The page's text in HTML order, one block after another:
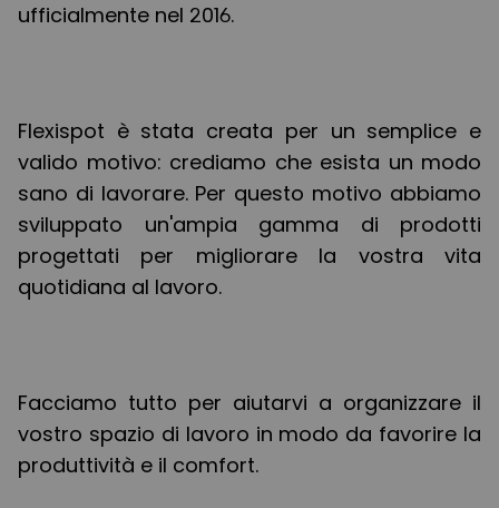
ufficialmente nel 2016.
Flexispot è stata creata per un semplice e
valido motivo: crediamo che esista un modo
sano di lavorare. Per questo motivo abbiamo
sviluppato un'ampia gamma di prodotti
progettati per migliorare la vostra vita
quotidiana al lavoro.
Facciamo tutto per aiutarvi a organizzare il
vostro spazio di lavoro in modo da favorire la
produttività e il comfort.